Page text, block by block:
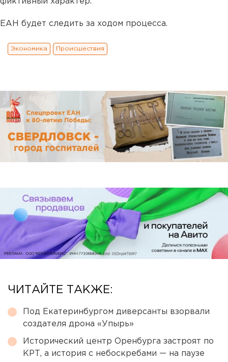
ЕАН будет следить за ходом процесса.
Экономика Происшествия
ЧИТАЙТЕ ТАКЖЕ:
Под Екатеринбургом диверсанты взорвали
создателя дрона «Упырь»
Исторический центр Оренбурга застроят по
КРТ, а история с небоскребами — на паузе